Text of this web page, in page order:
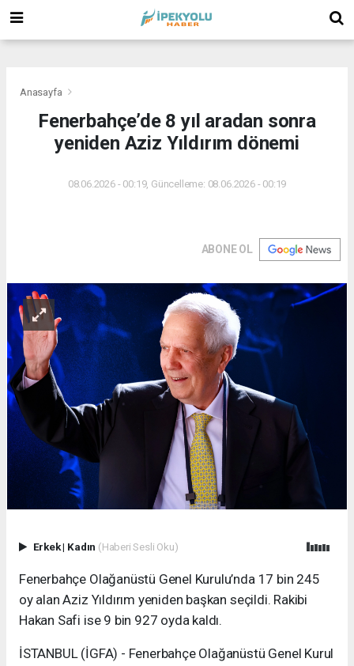
Anasayfa
Fenerbahçe’de 8 yıl aradan sonra
yeniden Aziz Yıldırım dönemi
08.06.2026 - 00:19, Güncelleme: 08.06.2026 - 00:19
ABONE OL
Erkek| Kadın (Haberi Sesli Oku)
Fenerbahçe Olağanüstü Genel Kurulu’nda 17 bin 245
oy alan Aziz Yıldırım yeniden başkan seçildi. Rakibi
Hakan Safi ise 9 bin 927 oyda kaldı.
İSTANBUL (İGFA) - Fenerbahçe Olağanüstü Genel Kurul